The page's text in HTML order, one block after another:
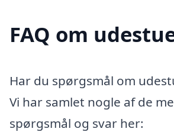
FAQ om
Har du spørgsmål om
Vi har samlet nogle af de
spørgsmål og svar her: